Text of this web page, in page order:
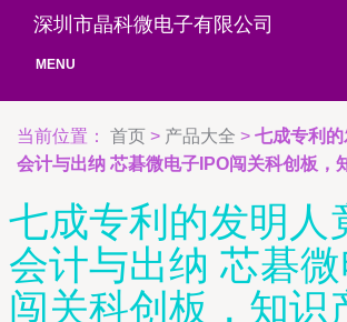
深圳市晶科微电子有限公司
MENU
当前位置： 首页 > 产品大全 > 七成专利的
会计与出纳 芯碁微电子IPO闯关科创板，
七成专利的发明人
会计与出纳 芯碁
闯关科创板，知识